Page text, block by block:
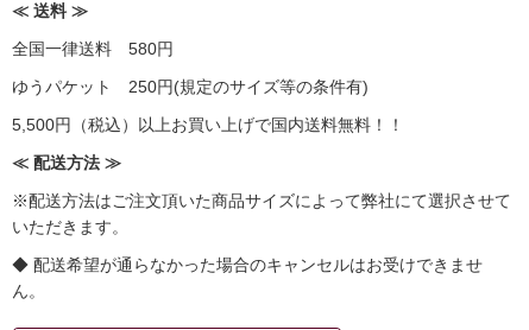
≪ 送料 ≫
全国一律送料 580円
ゆうパケット 250円(規定のサイズ等の条件有)
5,500円（税込）以上お買い上げで国内送料無料！！
≪ 配送方法 ≫
※配送方法はご注文頂いた商品サイズによって弊社にて選択させて
いただきます。
◆ 配送希望が通らなかった場合のキャンセルはお受けできませ
ん。